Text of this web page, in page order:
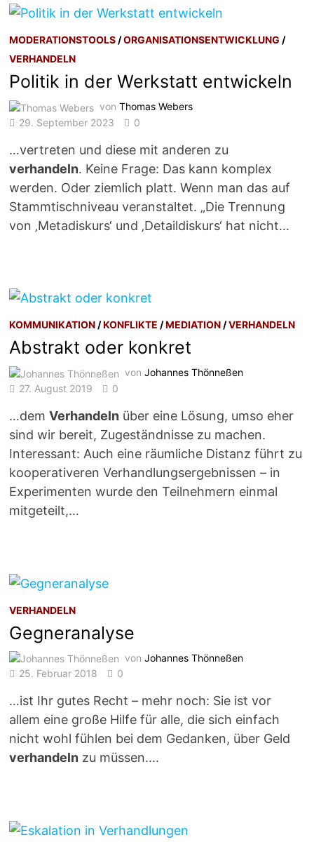
MODERATIONSTOOLS /ORGANISATIONSENTWICKLUNG /
VERHANDELN
Politik in der Werkstatt entwickeln
vonThomas Webers
29. September 2023
0
…vertreten und diese mit anderen zu
verhandeln. Keine Frage: Das kann komplex
werden. Oder ziemlich platt. Wenn man das auf
Stammtischniveau veranstaltet. „Die Trennung
von ‚Metadiskurs‘ und ‚Detaildiskurs‘ hat nicht…
KOMMUNIKATION/KONFLIKTE /MEDIATION/VERHANDELN
Abstrakt oder konkret
vonJohannes Thönneßen
27. August 2019
0
…demVerhandeln über eine Lösung, umso eher
sind wir bereit, Zugeständnisse zu machen.
Interessant: Auch eine räumliche Distanz führt zu
kooperativeren Verhandlungsergebnissen – in
Experimenten wurde den Teilnehmern einmal
mitgeteilt,…
VERHANDELN
Gegneranalyse
vonJohannes Thönneßen
25. Februar 2018
0
…ist Ihr gutes Recht – mehr noch: Sie ist vor
allem eine große Hilfe für alle, die sich einfach
nicht wohl fühlen bei dem Gedanken, über Geld
verhandeln zu müssen….